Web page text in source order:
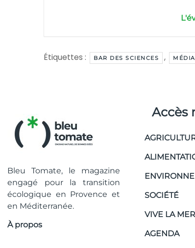
Étiquettes : BAR DES SCIENCES ,
Bleu Tomate, le magazine
engagé pour la transition
écologique en Provence et
en Méditerranée.
À propos
Accès
SOCIÉTÉ
VIVE LA
AGENDA